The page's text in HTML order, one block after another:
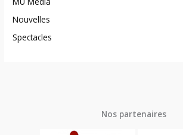
Nouvelles
Spectacles
Nos partenaires